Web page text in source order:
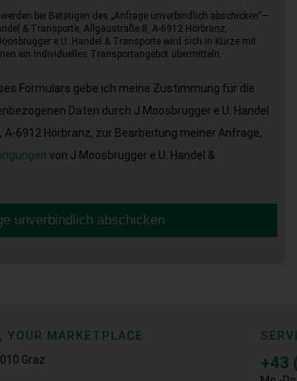
bei Betätigen des „Anfrage unverbindlich abschicken“–
& Transporte, Allgäustraße 8, A-6912 Hörbranz,
e.U. Handel & Transporte wird sich in Kürze mit
ein individuelles Transportangebot übermitteln.
Formulars gebe ich meine Zustimmung für die
Daten durch J.Moosbrugger e.U. Handel
6912 Hörbranz, zur Bearbeitung meiner Anfrage,
von J.Moosbrugger e.U. Handel &
unverbindlich abschicken
YOUR MARKETPLACE
Graz
+43